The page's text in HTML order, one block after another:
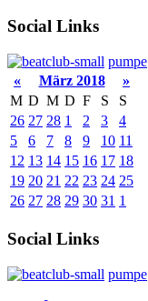
Social Links
pumpe
«
März 2018
»
M D M D F S
S
26 27 28 1 2 3
4
5
6 7 8 9 10 11
12 13 14 15 16 17 18
19 20 21 22 23 24 25
26 27 28 29 30 31 1
Social Links
pumpe